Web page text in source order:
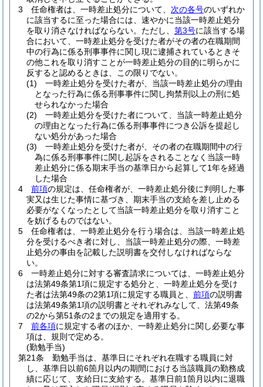
3
任命権者は、一時差止処分について、 次の各号のいずれか
に該当するに至った場合には、速やかに当該一時差止処分
を取り消さなければならない。 ただし、 第3号に該当する場
合において、一時差止処分を受けた者がその者の在職期間
中の行為に係る刑事事件に関し現に逮捕されているときそ
の他これを取り消すことが一時差止処分の目的に明らかに
反すると認めるときは、この限りでない。
(1)
一時差止処分を受けた者が、当該一時差止処分の理由
となった行為に係る刑事事件に関し拘禁刑以上の刑に処
せられなかった場合
(2)
一時差止処分を受けた者について、当該一時差止処分
の理由となった行為に係る刑事事件につき公訴を提起し
ない処分があった場合
(3)
一時差止処分を受けた者が、その者の在職期間中の行
為に係る刑事事件に関し起訴をされることなく当該一時
差止処分に係る期末手当の基準日から起算して1年を経過
した場合
4
前項の規定は、任命権者が、一時差止処分後に判明した事
実又は生じた事情に基づき、期末手当の支給を差し止める
必要がなくなったとして当該一時差止処分を取り消すこと
を妨げるものではない。
5
任命権者は、一時差止処分を行う場合は、当該一時差止処
分を受けるべき者に対し、当該一時差止処分の際、一時差
止処分の事由を記載した説明書を交付しなければならな
い。
6
一時差止処分に対する審査請求については、一時差止処分
は法第49条第1項に規定する処分と、一時差止処分を受け
た者は法第49条の2第1項に規定する職員と、 前項の説明書
は法第49条第1項の説明書とそれぞれみなして、法第49条
の2から第51条の2までの規定を適用する。
7
前各項に規定する者のほか、一時差止処分に関し必要な事
項は、規則で定める。
(勤勉手当)
第21条
勤勉手当は、基準日にそれぞれ在職する職員に対
し、基準日以前6箇月以内の期間における当該職員の勤務成
績に応じて、支給日に支給する。 基準日前1箇月以内に退職